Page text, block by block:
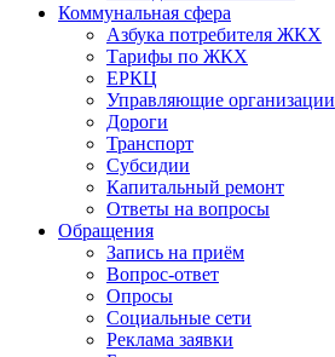
Коммунальная сфера
Азбука потребителя ЖКХ
Тарифы по ЖКХ
ЕРКЦ
Управляющие организации
Дороги
Транспорт
Субсидии
Капитальный ремонт
Ответы на вопросы
Обращения
Запись на приём
Вопрос-ответ
Опросы
Социальные сети
Реклама заявки